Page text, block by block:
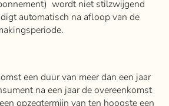
wordt niet stilzwijgend
automatisch na afloop van de
een duur van meer dan een jaar
na een jaar de overeenkomst
opzegtermijn van ten hoogste een